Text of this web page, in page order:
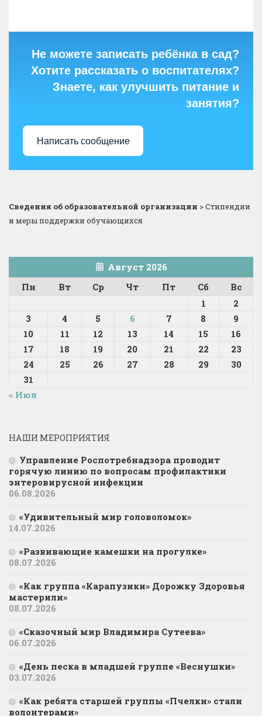
Не можете записать ребёнка в сад?
Хотите рассказать о воспитателях?
Знаете, как улучшить питание и
занятия?
Написать сообщение
Сведения об образовательной организации >Стипендии
и меры поддержки обучающихся
Август 2026
Пн
Вт Ср Чт Пт Сб
Вс
1
2
3
4 5 6 7 8
9
10
11 12 13 14 15
16
17
18 19 20 21 22
23
24
25 26 27 28 29
30
31
« Июл
НАШИ МЕРОПРИЯТИЯ
Управление Роспотребнадзора проводит
горячую линию по вопросам профилактики
энтеровирусной инфекции
06.08.2026
«Удивительный мир головоломок»
14.07.2026
«Развивающие камешки на прогулке»
08.07.2026
«Как группа «Карапузики» Дорожку Здоровья
мастерили»
08.07.2026
«Сказочный мир Владимира Сутеева»
06.07.2026
«День песка в младшей группе «Веснушки»
03.07.2026
«Как ребята старшей группы «Пчелки» стали
волонтерами»